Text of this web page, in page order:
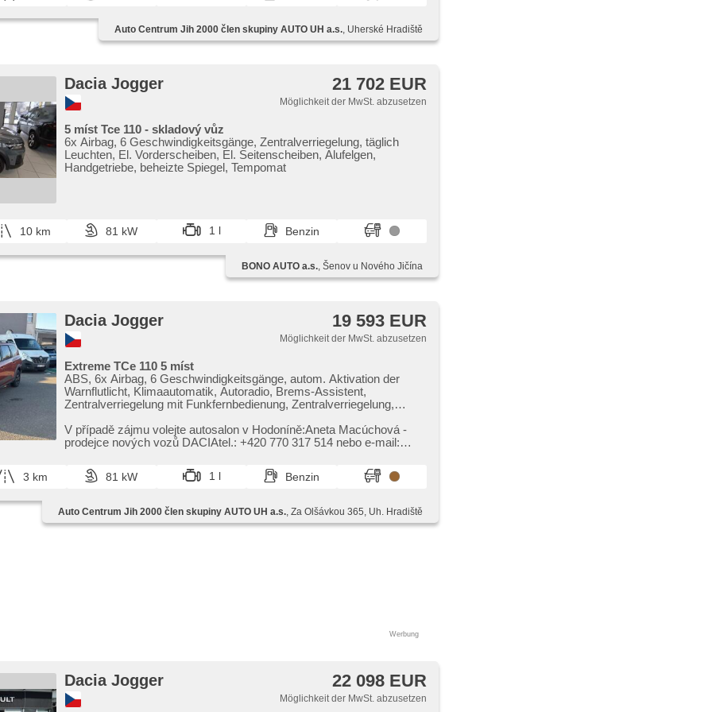
Auto Centrum Jih 2000 člen skupiny AUTO UH a.s., Uherské Hradiště
Dacia Jogger 21 702 EUR
Möglichkeit der MwSt. abzusetzen
5 míst Tce 110 - skladový vůz
6x Airbag, 6 Geschwindigkeitsgänge, Zentralverriegelung, täglich
Leuchten, El. Vorderscheiben, El. Seitenscheiben, Alufelgen,
Handgetriebe, beheizte Spiegel, Tempomat
10 km 81 kW 1 l Benzin
BONO AUTO a.s., Šenov u Nového Jičína
Dacia Jogger 19 593 EUR
Möglichkeit der MwSt. abzusetzen
Extreme TCe 110 5 míst
ABS, 6x Airbag, 6 Geschwindigkeitsgänge, autom. Aktivation der
Warnflutlicht, Klimaautomatik, Autoradio, Brems-Assistent,
Zentralverriegelung mit Funkfernbedienung, Zentralverriegelung,
Vorderscheiben, El. Seitenscheiben, El. Spiegel, Uhr Spur,
Wegfahrsperre, Alufelgen, Handgetriebe, Nebelscheinwerfer,
'EURO VI', Servolenkung, Ledersitze, Vorderlichter LED,
Antriebsschlupfregelung (ASR), Scheibenwischersensor, Lichtsensor,
starten per Taste, Dachträger, USB, Außenthermometer, beheizte
Sitze, beheizte Spiegel, Ausziehbare Kopflehnen, höheneinstellbare
Fahrersitz, Getönte Scheiben, isofix, Bluetooth, Tempomat, LED denní
V případě zájmu volejte autosalon v Hodoníně:Aneta Macúchová ​-
prodejce nových vozů DACIAtel.: ​+420 770 317 514 nebo e​-mail:
3 km 81 kW 1 l Benzin
Auto Centrum Jih 2000 člen skupiny AUTO UH a.s., Za Olšávkou 365, Uh. Hradiště
Werbung
Dacia Jogger 22 098 EUR
Möglichkeit der MwSt. abzusetzen